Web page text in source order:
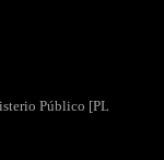
Público [PL